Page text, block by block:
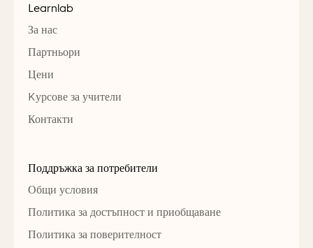
Learnlab
За нас
Партньори
Цени
Kурсове за учители
Контакти
Поддръжка за потребители
Общи условия
Политика за достъпност и приобщаване
Политика за поверителност